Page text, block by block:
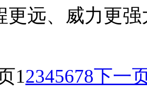
更远、威力更
12345678下一